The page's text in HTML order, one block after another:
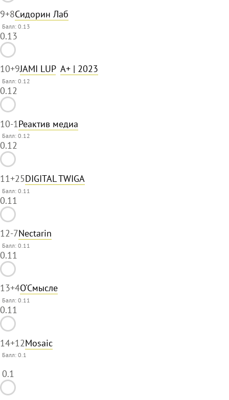
9+8Сидорин Лаб
Балл: 0.13
0.13
10+9JAMI LUP A+ | 2023
Балл: 0.12
0.12
10-1Реактив медиа
Балл: 0.12
0.12
11+25DIGITAL TWIGA
Балл: 0.11
0.11
12-7Nectarin
Балл: 0.11
0.11
13+4О'Смысле
Балл: 0.11
0.11
14+12Mosaic
Балл:0.1
0.1